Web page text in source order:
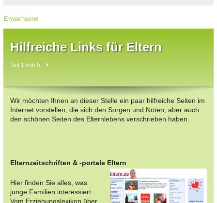
Erwachsene
Hilfreiche Links für Eltern
Teil 1 von 5
Wir möchten Ihnen an dieser Stelle ein paar hilfreiche Seiten im
Internet vorstellen, die sich den Sorgen und Nöten, aber auch
den schönen Seiten des Elternlebens verschrieben haben.
Elternzeitschriften & -portale Eltern
Hier finden Sie alles, was
junge Familien interessiert:
Vom Erziehungslexikon über